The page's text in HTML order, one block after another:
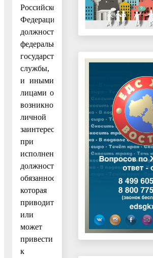
Российской
Федерации,
должности
федеральной
государственной
службы,
и иными
лицами о
возникновении
личной
заинтересованности
при
исполнении
должностных
обязанностей,
которая
приводит
или
может
привести
к